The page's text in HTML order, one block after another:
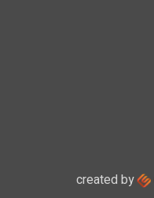
created by